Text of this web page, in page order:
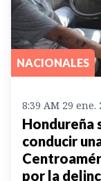
NACIONALES
8:39 AM 29 ene.
Hondureña
conducir
por la